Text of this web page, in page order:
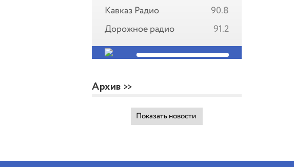
Кавказ Радио
90.8
Дорожное радио
91.2
Архив
Показать новости